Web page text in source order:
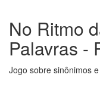
No Ritmo
Palavras -
Jogo sobre sinônimos